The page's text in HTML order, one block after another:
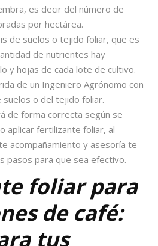
es decir del número de
por hectárea.
de suelos o tejido foliar, que es
de nutrientes hay
y hojas de cada lote de cultivo.
de un Ingeniero Agrónomo con
suelos o del tejido foliar.
de forma correcta según se
aplicar fertilizante foliar, al
acompañamiento y asesoría te
pasos para que sea efectivo.
foliar para
de café:
tus